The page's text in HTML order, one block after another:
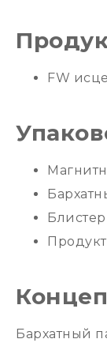
FW
Продукт
Бархатный